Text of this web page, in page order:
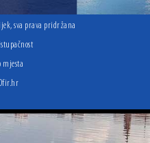
sva prava pridržana
mjesta